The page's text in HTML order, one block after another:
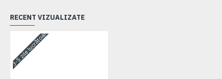
RECENT VIZUALIZATE
3-5 zile lucrătoare